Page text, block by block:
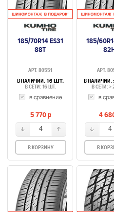
185/70R14 ES31
88T
АРТ. 80551
В НАЛИЧИИ: 16 ШТ.
В СЕТИ: 16 ШТ.
в сравнение
5 770p
4
В КОРЗИНУ
185/
АРТ.
В НАЛИЧИИ:
В СЕТИ: >
в
4
4
В